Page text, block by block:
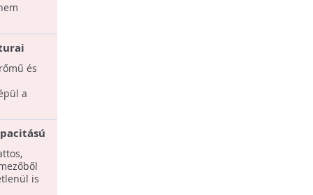
és
a
is